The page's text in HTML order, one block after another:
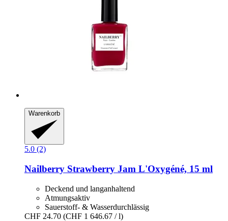
Warenkorb
5.0 (2)
Nailberry Strawberry Jam L'Oxygéné, 15 ml
Deckend und langanhaltend
Atmungsaktiv
Sauerstoff- & Wasserdurchlässig
CHF 24.70 (CHF 1 646.67 / l)